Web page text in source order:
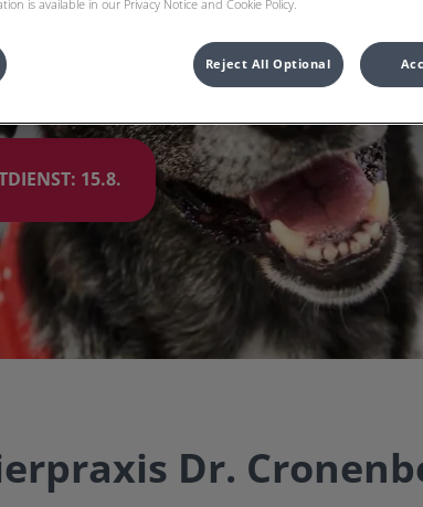
15.8.
Dr.
is available in our Privacy Notice and Cookie Policy.
Reject All Optional